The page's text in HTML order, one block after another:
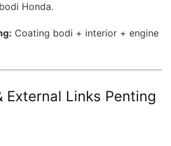
Honda.
Coating bodi + interior + engine
External Links Penting